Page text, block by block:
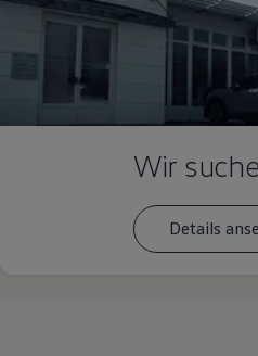
Wir
Details